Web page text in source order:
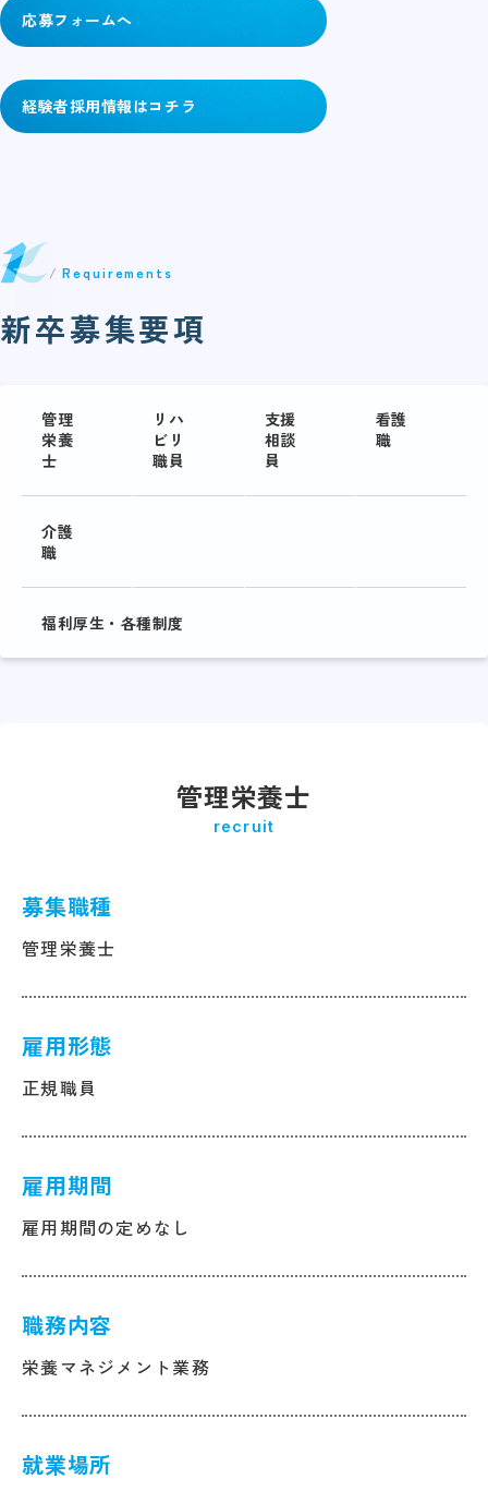
応募フォームへ
経験者採用情報はコチラ
Requirements
新卒募集要項
管理
栄養
士
リハ
ビリ
職員
支援
相談
員
看護
職
介護
職
福利厚生・各種制度
管理栄養士
recruit
募集職種
管理栄養士
雇用形態
正規職員
雇用期間
雇用期間の定めなし
職務内容
栄養マネジメント業務
就業場所